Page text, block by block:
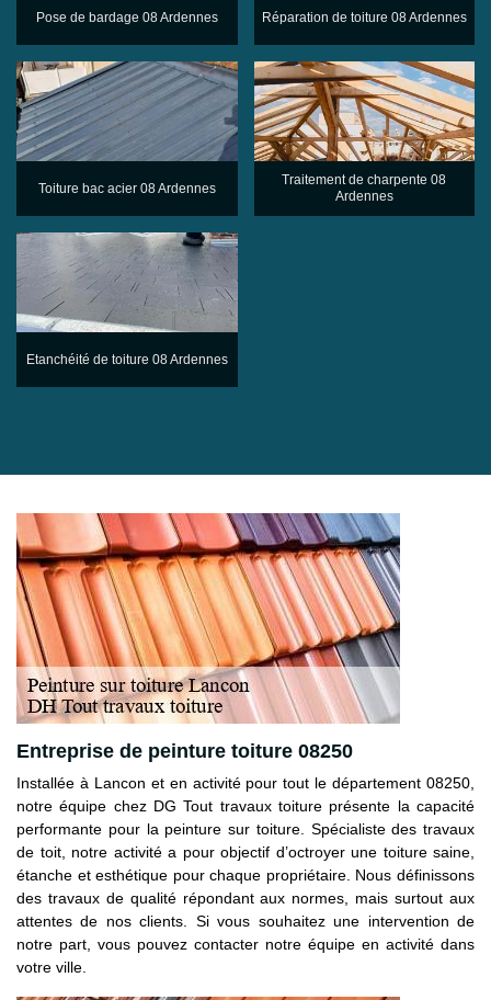
Pose de bardage 08 Ardennes Réparation de toiture 08 Ardennes
Toiture bac acier 08 Ardennes
Traitement de charpente 08
Ardennes
Etanchéité de toiture 08 Ardennes
Entreprise de peinture toiture 08250
Installée à Lancon et en activité pour tout le département 08250,
notre équipe chez DG Tout travaux toiture présente la capacité
performante pour la peinture sur toiture. Spécialiste des travaux
de toit, notre activité a pour objectif d’octroyer une toiture saine,
étanche et esthétique pour chaque propriétaire. Nous définissons
des travaux de qualité répondant aux normes, mais surtout aux
attentes de nos clients. Si vous souhaitez une intervention de
notre part, vous pouvez contacter notre équipe en activité dans
votre ville.